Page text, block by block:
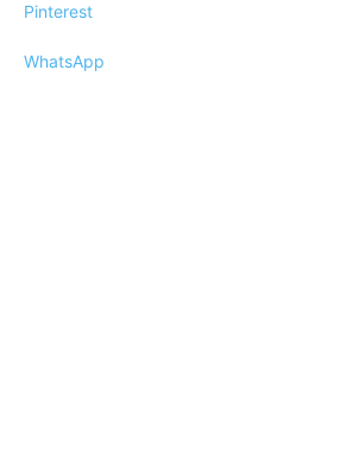
Pinterest
WhatsApp